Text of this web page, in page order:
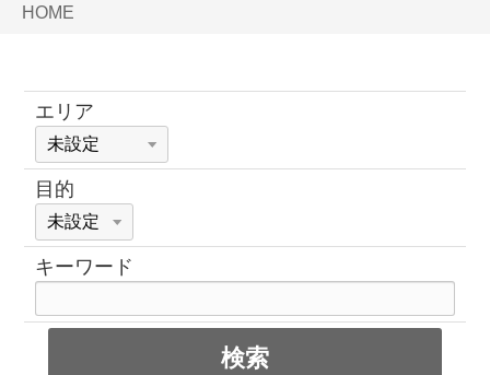
HOME
エリア
目的
キーワード